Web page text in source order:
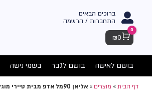
ברוכים הבאים
התחברות / הרשמה
Cart
0
₪0
בושם לאישה בושם לגבר בשמי נישה
דף הבית» מוצרים» אליאן 90מל אדפ מבית טיירי מוגלר – בושם לאשה